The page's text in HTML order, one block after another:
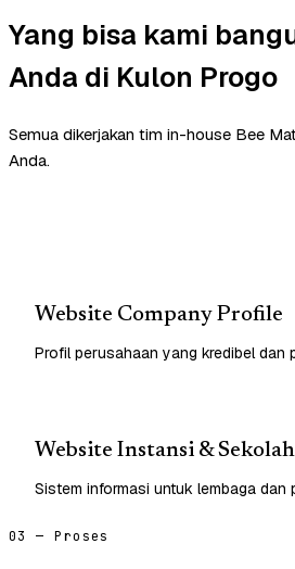
Yang bisa kami
Anda di Kulon Progo
Semua dikerjakan tim in-house Bee
Anda.
Website Company Profile
Profil perusahaan yang kredibel dan
Website Instansi & Sekolah
Sistem informasi untuk lembaga dan
03 — Proses